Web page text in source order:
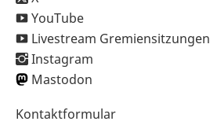
YouTube
Livestream Gremiensitzungen
Instagram
Mastodon
Sekundärnavigation
Kontaktformular